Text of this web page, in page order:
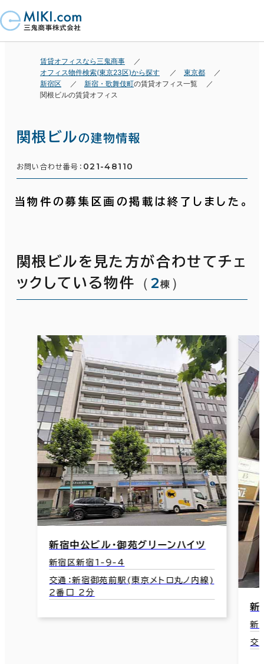
賃貸オフィスなら三鬼商事
オフィス物件検索(東京23区)から探す
東京都
新宿区
新宿・歌舞伎町の賃貸オフィス一覧
関根ビルの賃貸オフィス
関根ビルの建物情報
お問い合わせ番号： 021-48110
当物件の募集区画の掲載は終了しました。
関根ビルを見た方が合わせてチェ
ックしている物件
（ 2棟 ）
新宿中公ビル・御苑グリーンハイツ
新宿区新宿1-9-4
交通：新宿御苑前駅(東京メトロ丸ノ内線)
2番口 2分
新
新
交